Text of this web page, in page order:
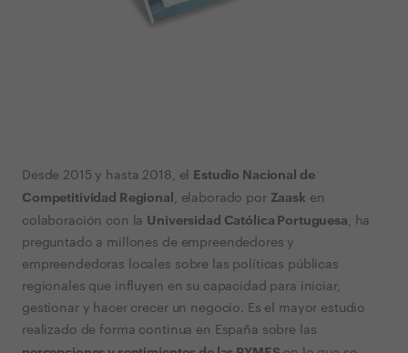
Desde 2015 y hasta 2018, el
Estudio Nacional de
Competitividad Regional , elaborado por Zaask en
colaboración con la Universidad Católica Portuguesa , ha
preguntado a millones de empreendedores y
empreendedoras locales sobre las políticas públicas
regionales que influyen en su capacidad para iniciar,
gestionar y hacer crecer un negocio. Es el mayor estudio
realizado de forma continua en España sobre las